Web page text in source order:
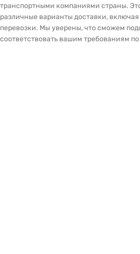
транспортными компаниями страны.
различные варианты доставки,
перевозки. Мы уверены, что сможем
соответствовать вашим требованиям